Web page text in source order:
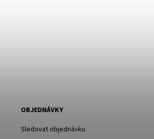
OBJEDNÁVKY
Sledovat objednávku